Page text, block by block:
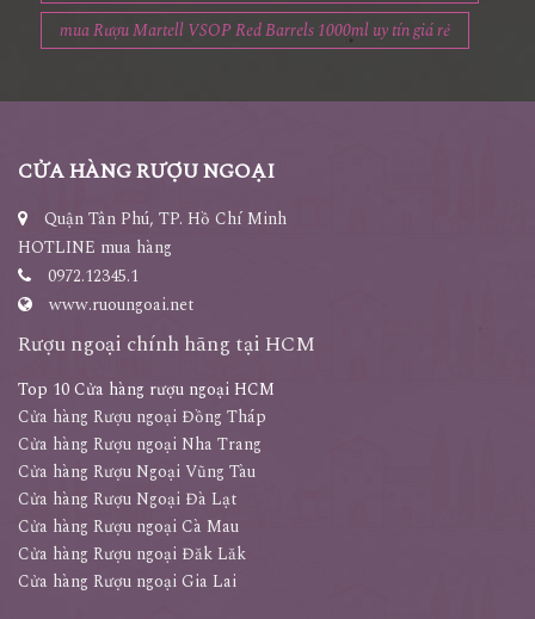
mua Rượu Martell VSOP Red Barrels 1000ml uy tín giá rẻ
CỬA HÀNG RƯỢU NGOẠI
Quận Tân Phú, TP. Hồ Chí Minh
HOTLINE mua hàng
0972.12345.1
www.ruoungoai.net
Rượu ngoại chính hãng tại HCM
Top 10 Cửa hàng rượu ngoại HCM
Cửa hàng Rượu ngoại Đồng Tháp
Cửa hàng Rượu ngoại Nha Trang
Cửa hàng Rượu Ngoại Vũng Tàu
Cửa hàng Rượu Ngoại Đà Lạt
Cửa hàng Rượu ngoại Cà Mau
Cửa hàng Rượu ngoại Đăk Lăk
Cửa hàng Rượu ngoại Gia Lai